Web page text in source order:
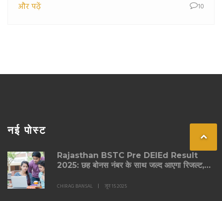
बदलाव किए हैं, जिससे खिलाड़ियों का प्रदर्शन देखने लायक
और पढ़ें 10
नई पोस्ट
Rajasthan BSTC Pre DElEd Result
2025: छह बोनस नंबर के साथ जल्द आएगा रिजल्ट,
CHIRAG BANSAL जून 15 2025